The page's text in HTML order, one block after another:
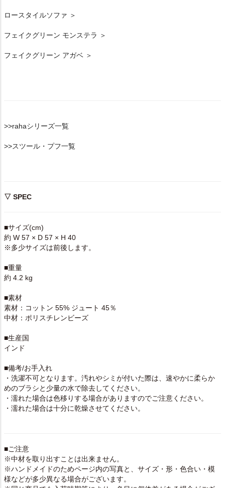
ロースタイルソファ ＞
フェイクグリーン モンステラ ＞
フェイクグリーン アガベ ＞
>>rahaシリーズ一覧
>>スツール・プフ一覧
▽ SPEC
■サイズ(cm)
約 W 57 × D 57 × H 40
※多少サイズは前後します。
■重量
約 4.2 kg
■素材
素材：コットン 55% ジュート 45％
中材：ポリスチレンビーズ
■生産国
インド
■備考/お手入れ
・洗濯不可となります。汚れやシミが付いた際は、速やかに柔らか
めのブラシと少量の水で除去してください。
・濡れた場合は色移りする場合がありますのでご注意ください。
・濡れた場合は十分に乾燥させてください。
■ご注意
※中材を取り出すことは出来ません。
※ハンドメイドのためページ内の写真と、サイズ・形・色合い・模
様などが多少異なる場合がございます。